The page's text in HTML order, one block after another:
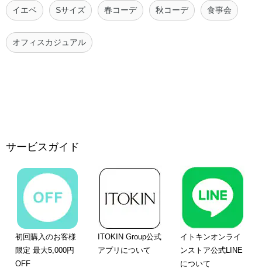
イエベ Sサイズ 春コーデ 秋コーデ 食事会
オフィスカジュアル
サービスガイド
初回購入のお客様
限定 最大5,000円
OFF
ITOKIN Group公式
アプリについて
イトキンオンライ
ンストア公式LINE
について